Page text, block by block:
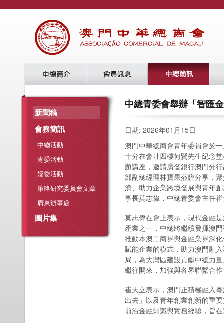
新聞稿
會務簡訊
中總活動
青委活動
婦委活動
策略研究委員會文章
廣東辦事處
圖片集
中總青委會舉辦「智匯
日期: 2026年01月15日
澳門中華總商會青年委員會於
十分在會址四樓何賢先生紀念
題講座，邀請廣發銀行澳門分
部副總經理林寶果蒞臨分享，
濟、助力企業跨境發展與青年
事長莫志偉，中總青委會主任
莫志偉在會上表示，現代金融
產業之一，中總將繼續發揮澳
推動本澳工商界與金融業界深
賦能企業的模式，助力澳門融
局，為大灣區建設貢獻中總力
繼往開來，加強與各界聯繫合
崔天立表示，澳門正積極融入
出去」以及青年創業創新的重
前沿金融知識與實務經驗，旨